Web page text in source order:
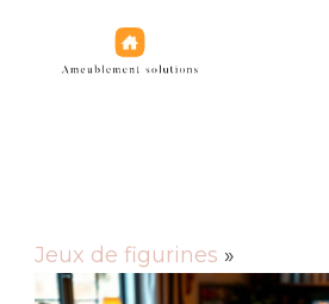
Jeux de figurines
Jeux de figurines »